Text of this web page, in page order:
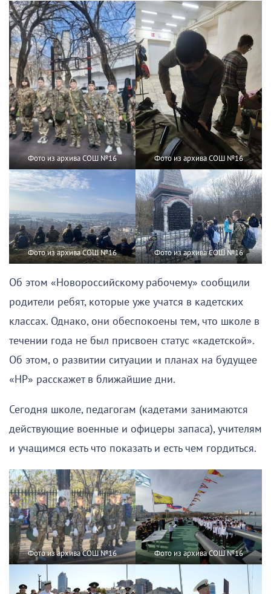
Фото из архива СОШ №16 Фото из архива СОШ №16
Фото из архива СОШ №16 Фото из архива СОШ №16
Об этом «Новороссийскому рабочему» сообщили
родители ребят, которые уже учатся в кадетских
классах. Однако, они обеспокоены тем, что школе в
течении года не был присвоен статус «кадетской».
Об этом, о развитии ситуации и планах на будущее
«НР» расскажет в ближайшие дни.
Сегодня школе, педагогам (кадетами занимаются
действующие военные и офицеры запаса), учителям
и учащимся есть что показать и есть чем гордиться.
Фото из архива СОШ №16 Фото из архива СОШ №16